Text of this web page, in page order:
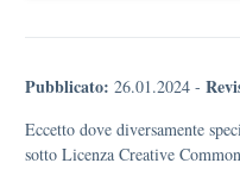
Pubblicato: 26.01.2024 -
Eccetto dove diversamente
sotto Licenza Creative